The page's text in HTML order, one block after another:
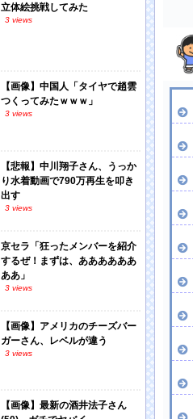
立体絵挑戦してみた
3 views
【画像】中国人「タイヤで趙雲
つくってみたｗｗｗ」
3 views
【悲報】中川翔子さん、うっか
り水着動画で790万再生を叩き
出す
3 views
京セラ「狂ったメンバーを紹介
するぜ！まずは、ああああああ
ああ」
3 views
【画像】アメリカのチーズバー
ガーさん、レベルが違う
3 views
【画像】最新の酒井法子さん